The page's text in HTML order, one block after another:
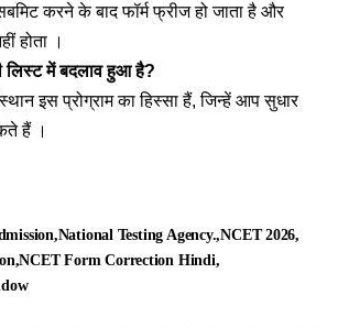
करने के बाद फॉर्म फ्रीज हो जाता है और
होता ।
लिस्ट में बदलाव हुआ है?
इस प्रोग्राम का हिस्सा हैं, जिन्हें आप सुधार
हैं ।
National Testing Agency. NCET 2026
NCET Form Correction Hindi